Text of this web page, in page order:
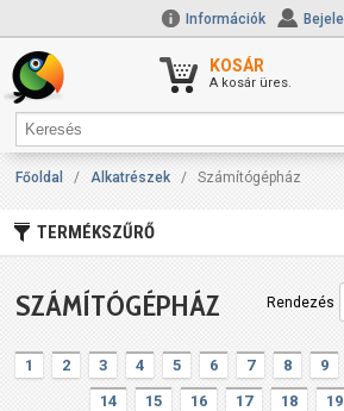
Információk
KOSÁR
A kosár üres.
Főoldal / Alkatrészek / Számítógépház
TERMÉKSZŰRŐ
SZÁMÍTÓGÉPHÁZ Rendezés
1 2 3 4 5 6 7 8 9
14
15 16 17 18 19